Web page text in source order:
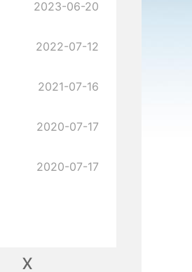
x
2023-06-20
2022-07-12
2021-07-16
2020-07-17
2020-07-17